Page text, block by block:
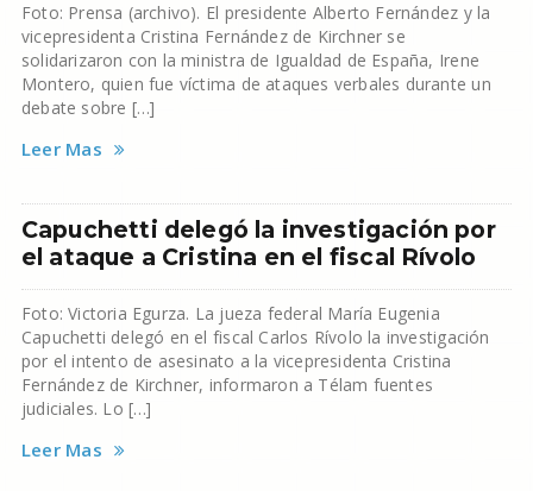
Foto: Prensa (archivo). El presidente Alberto Fernández y la
vicepresidenta Cristina Fernández de Kirchner se
solidarizaron con la ministra de Igualdad de España, Irene
Montero, quien fue víctima de ataques verbales durante un
debate sobre […]
Leer Mas
Capuchetti delegó la investigación por
el ataque a Cristina en el fiscal Rívolo
Foto: Victoria Egurza. La jueza federal María Eugenia
Capuchetti delegó en el fiscal Carlos Rívolo la investigación
por el intento de asesinato a la vicepresidenta Cristina
Fernández de Kirchner, informaron a Télam fuentes
judiciales. Lo […]
Leer Mas